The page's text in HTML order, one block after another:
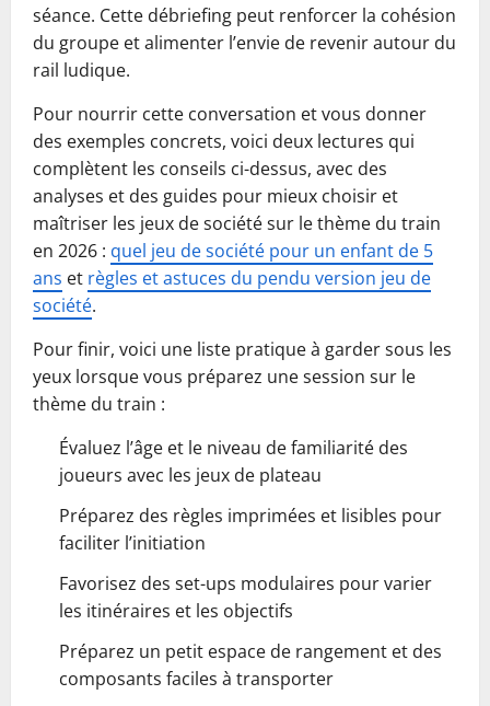
séance. Cette débriefing peut renforcer la cohésion
du groupe et alimenter l’envie de revenir autour du
rail ludique.
Pour nourrir cette conversation et vous donner
des exemples concrets, voici deux lectures qui
complètent les conseils ci-dessus, avec des
analyses et des guides pour mieux choisir et
maîtriser les jeux de société sur le thème du train
en 2026 : quel jeu de société pour un enfant de 5
ans et règles et astuces du pendu version jeu de
société.
Pour finir, voici une liste pratique à garder sous les
yeux lorsque vous préparez une session sur le
thème du train :
Évaluez l’âge et le niveau de familiarité des
joueurs avec les jeux de plateau
Préparez des règles imprimées et lisibles pour
faciliter l’initiation
Favorisez des set-ups modulaires pour varier
les itinéraires et les objectifs
Préparez un petit espace de rangement et des
composants faciles à transporter